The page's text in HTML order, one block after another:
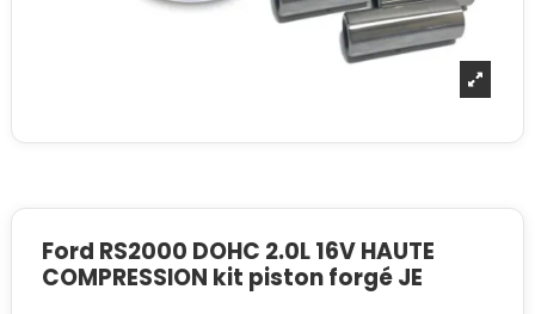
Ford RS2000 DOHC 2.0L 16V HAUTE
COMPRESSION kit piston forgé JE